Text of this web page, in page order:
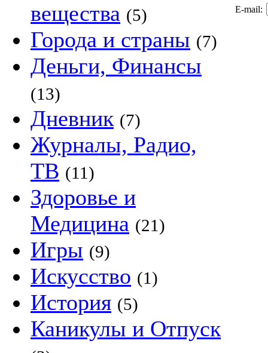
вещества (5)
Города и страны (7)
Деньги, Финансы
(13)
Дневник (7)
Журналы, Радио,
ТВ (11)
Здоровье и
Медицина (21)
Игры (9)
Искусство (1)
История (5)
Каникулы и Отпуск
E-mail: